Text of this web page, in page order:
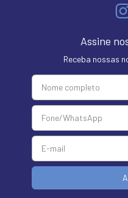
Assine
Receba nossas